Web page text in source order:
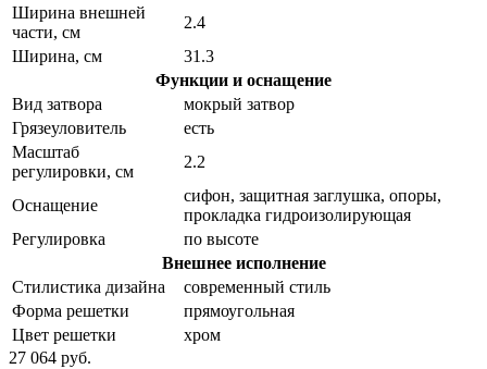
Ширина внешней
части, см
2.4
Ширина, см
31.3
Функции и оснащение
Вид затвора
мокрый затвор
Грязеуловитель
есть
Масштаб
регулировки, см
2.2
Оснащение
сифон, защитная заглушка, опоры,
прокладка гидроизолирующая
Регулировка
по высоте
Внешнее исполнение
Стилистика дизайна
современный стиль
Форма решетки
прямоугольная
Цвет решетки
хром
27 064 руб.